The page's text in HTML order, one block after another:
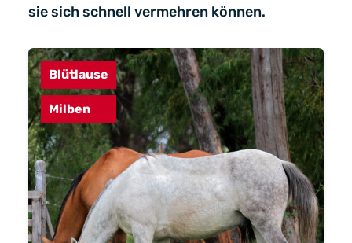
sie sich schnell vermehren können.
Blütlause
Milben